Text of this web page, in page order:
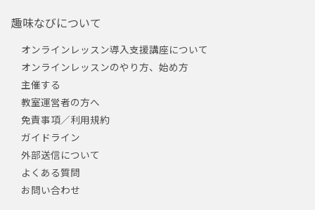
趣味なびについて
オンラインレッスン導入支援講座について
オンラインレッスンのやり方、始め方
主催する
教室運営者の方へ
免責事項／利用規約
ガイドライン
外部送信について
よくある質問
お問い合わせ